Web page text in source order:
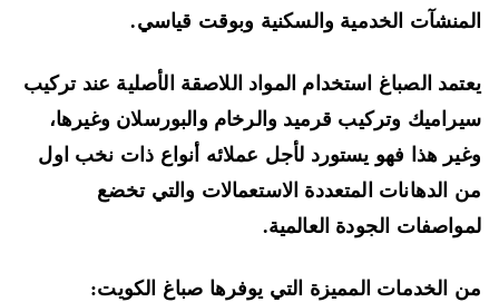
الخدمية والسكنية وبوقت قياسي.
الصباغ استخدام المواد اللاصقة الأصلية عند تركيب
وتركيب قرميد والرخام والبورسلان وغيرها،
هذا فهو يستورد لأجل عملائه أنواع ذات نخب اول
الدهانات المتعددة الاستعمالات والتي تخضع
الجودة العالمية.
الخدمات المميزة التي يوفرها صباغ الكويت: